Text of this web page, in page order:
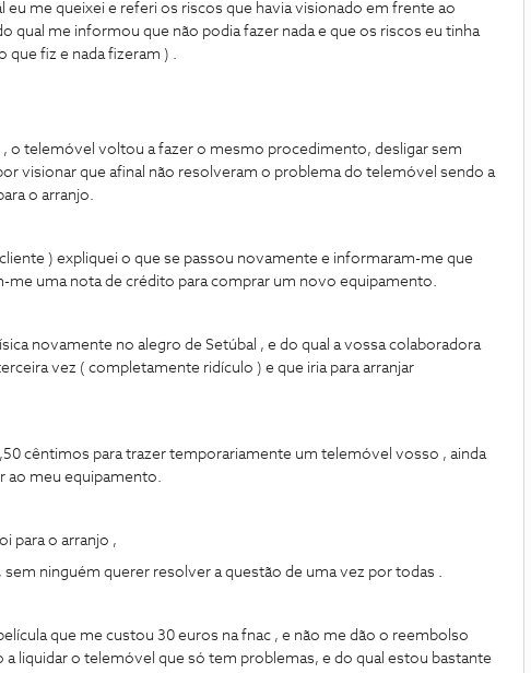
eu me queixei e referi os riscos que havia visionado em frente ao
qual me informou que não podia fazer nada e que os riscos eu tinha
que fiz e nada fizeram ) .
, o telemóvel voltou a fazer o mesmo procedimento, desligar sem
visionar que afinal não resolveram o problema do telemóvel sendo a
o arranjo.
) expliquei o que se passou novamente e informaram-me que
me uma nota de crédito para comprar um novo equipamento.
novamente no alegro de Setúbal , e do qual a vossa colaboradora
vez ( completamente ridículo ) e que iria para arranjar
cêntimos para trazer temporariamente um telemóvel vosso , ainda
ao meu equipamento.
para o arranjo ,
ninguém querer resolver a questão de uma vez por todas .
que me custou 30 euros na fnac , e não me dão o reembolso
a liquidar o telemóvel que só tem problemas, e do qual estou bastante